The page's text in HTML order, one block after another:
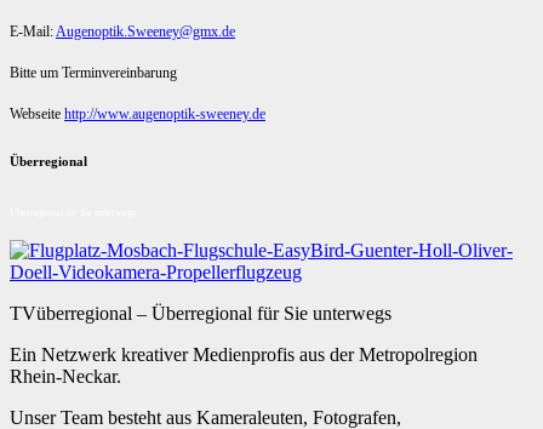
E-Mail:Augenoptik.Sweeney@gmx.de
Bitte um Terminvereinbarung
Webseite http://www.augenoptik-sweeney.de
Überregional
TVüberregional – Überregional für Sie unterwegs
Ein Netzwerk kreativer Medienprofis aus der Metropolregion
Rhein-Neckar.
Unser Team besteht aus Kameraleuten, Fotografen,